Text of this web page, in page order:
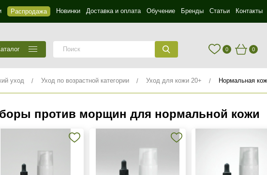
Распродажа Новинки Доставка и оплата Обучение Бренды Статьи Контакты
0 0
уход Уход по возрастной категории Уход для кожи 20+ Нормальная
против морщин для нормальной кожи